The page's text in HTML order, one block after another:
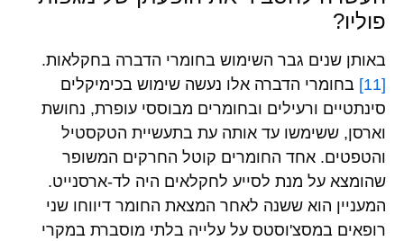
פוליו?
באותן שנים גבר השימוש בחומרי הדברה בחקלאות.
[11]
בחומרי הדברה אלו נעשה שימוש בכימיקלים
סינתטיים ורעילים ובחומרים מבוססי עופרת, נחושת
וארסן, ששימשו עד אותה עת בתעשיית הטקסטיל
והטפטים. אחד החומרים קוטל החרקים המשופר
שהומצא על מנת לסייע לחקלאים היה לד-ארסנייט.
המעניין הוא ששנה לאחר המצאת החומר דיווחו שני
רופאים במסצ'וסטס על עלייה בלתי מוסברת במקרי